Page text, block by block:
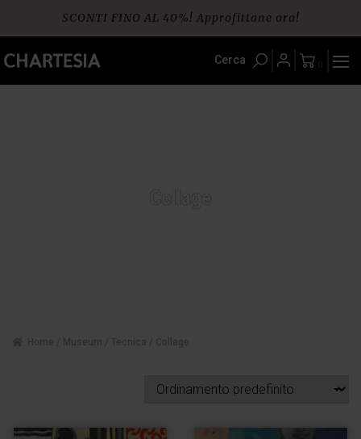
content
SCONTI FINO AL 40%! Approfittane ora!
Spedizione gratuita per ordini da € 60
Cerca 0